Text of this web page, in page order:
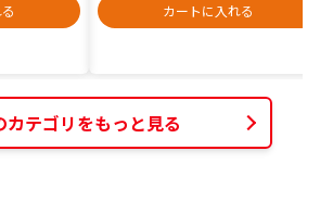
カートに入れる
カテゴリをもっと見る